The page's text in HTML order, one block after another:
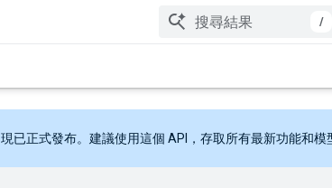
/
現已正式發布。建議使用這個 API，存取所有最新功能和模